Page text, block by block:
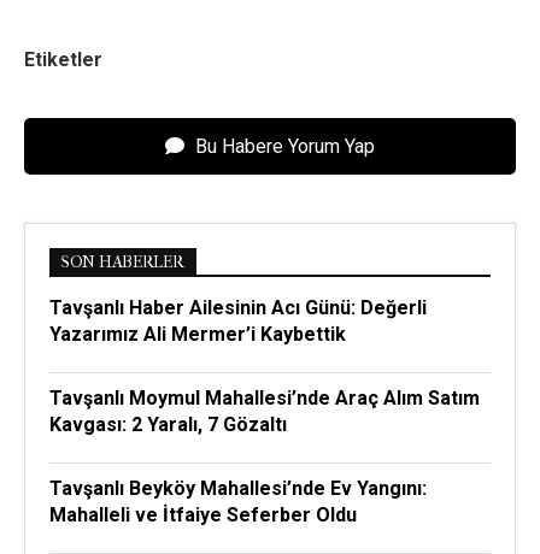
Etiketler
Bu Habere Yorum Yap
SON HABERLER
Tavşanlı Haber Ailesinin Acı Günü: Değerli
Yazarımız Ali Mermer’i Kaybettik
Tavşanlı Moymul Mahallesi’nde Araç Alım Satım
Kavgası: 2 Yaralı, 7 Gözaltı
Tavşanlı Beyköy Mahallesi’nde Ev Yangını:
Mahalleli ve İtfaiye Seferber Oldu